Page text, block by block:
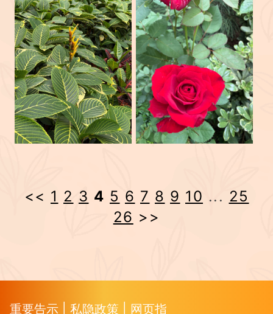
<< 1 2 3 4 5 6 7 8 9 10 ... 25
26 >>
重要告示 私隐政策 网页指